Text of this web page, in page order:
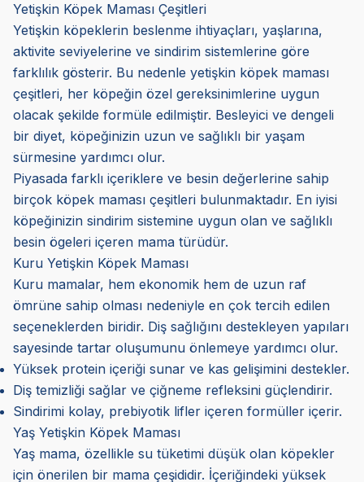
Yetişkin Köpek Maması Çeşitleri
Yetişkin köpeklerin beslenme ihtiyaçları, yaşlarına,
aktivite seviyelerine ve sindirim sistemlerine göre
farklılık gösterir. Bu nedenle yetişkin köpek maması
çeşitleri, her köpeğin özel gereksinimlerine uygun
olacak şekilde formüle edilmiştir. Besleyici ve dengeli
bir diyet, köpeğinizin uzun ve sağlıklı bir yaşam
sürmesine yardımcı olur.
Piyasada farklı içeriklere ve besin değerlerine sahip
birçok köpek maması çeşitleri bulunmaktadır. En iyisi
köpeğinizin sindirim sistemine uygun olan ve sağlıklı
besin ögeleri içeren mama türüdür.
Kuru Yetişkin Köpek Maması
Kuru mamalar, hem ekonomik hem de uzun raf
ömrüne sahip olması nedeniyle en çok tercih edilen
seçeneklerden biridir. Diş sağlığını destekleyen yapıları
sayesinde tartar oluşumunu önlemeye yardımcı olur.
Yüksek protein içeriği sunar ve kas gelişimini destekler.
Diş temizliği sağlar ve çiğneme refleksini güçlendirir.
Sindirimi kolay, prebiyotik lifler içeren formüller içerir.
Yaş Yetişkin Köpek Maması
Yaş mama, özellikle su tüketimi düşük olan köpekler
için önerilen bir mama çeşididir. İçeriğindeki yüksek